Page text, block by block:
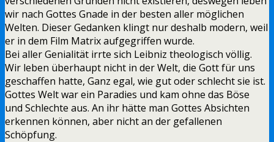
wir nach Gottes Gnade in der besten aller möglichen
Welten. Dieser Gedanken klingt nur deshalb modern, weil
er in dem Film Matrix aufgegriffen wurde.
Bei aller Genialität irrte sich Leibniz theologisch völlig.
Wir leben überhaupt nicht in der Welt, die Gott für uns
geschaffen hatte, Ganz egal, wie gut oder schlecht sie ist.
Gottes Welt war ein Paradies und kam ohne das Böse
und Schlechte aus. An ihr hätte man Gottes Absichten
erkennen können, aber nicht an der gefallenen
Schöpfung.